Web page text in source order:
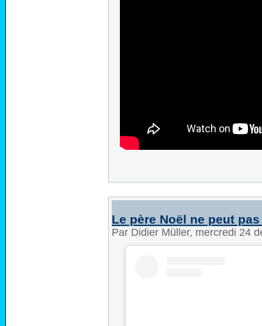
Le père Noël ne peut
Par Didier Müller, mercredi 24